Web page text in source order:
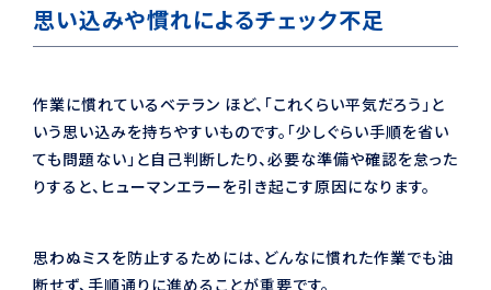
思い込みや慣れによるチェック不足
作業に慣れているベテラン ほど、「これくらい平気だろう」と
いう思い込みを持ちやすいものです。「少しぐらい手順を省い
ても問題ない」と自己判断したり、必要な準備や確認を怠った
りすると、ヒューマンエラーを引き起こす原因になります。
思わぬミスを防止するためには、どんなに慣れた作業でも油
断せず、手順通りに進めることが重要です。